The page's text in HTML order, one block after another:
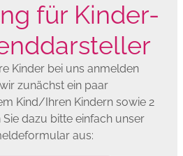
für Kinder-
Kinder bei uns anmelden
zunächst ein paar
Kind/Ihren Kindern sowie 2
dazu bitte einfach unser
aus: